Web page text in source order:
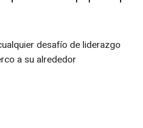
desafío de liderazgo
a su alrededor